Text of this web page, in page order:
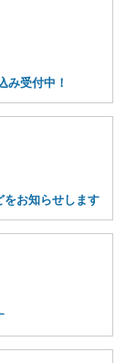
み受付中！
をお知らせします